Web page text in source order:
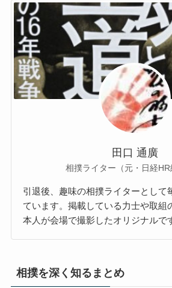
田口 通廣
相撲ライター（元・日経HR
引退後、趣味の相撲ライターとして
ています。掲載している力士や取組
本人が会場で撮影したオリジナルで
相撲を深く知るまとめ